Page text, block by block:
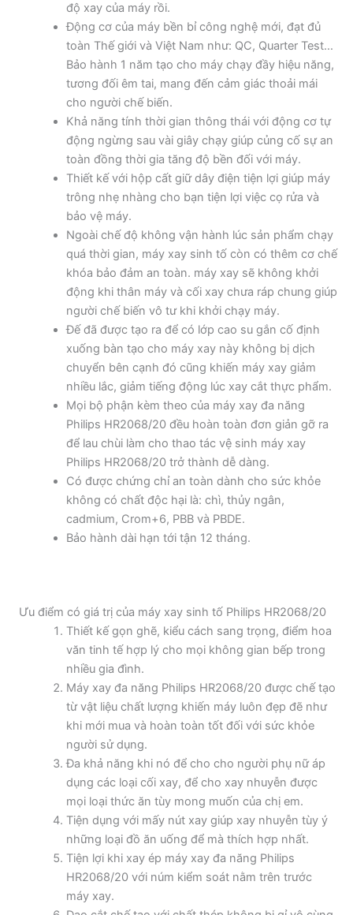
độ xay của máy rồi.
Động cơ của máy bền bỉ công nghệ mới, đạt đủ
toàn Thế giới và Việt Nam như: QC, Quarter Test…
Bảo hành 1 năm tạo cho máy chạy đầy hiệu năng,
tương đối êm tai, mang đến cảm giác thoải mái
cho người chế biến.
Khả năng tính thời gian thông thái với động cơ tự
động ngừng sau vài giây chạy giúp củng cố sự an
toàn đồng thời gia tăng độ bền đối với máy.
Thiết kế với hộp cất giữ dây điện tiện lợi giúp máy
trông nhẹ nhàng cho bạn tiện lợi việc cọ rửa và
bảo vệ máy.
Ngoài chế độ không vận hành lúc sản phẩm chạy
quá thời gian, máy xay sinh tố còn có thêm cơ chế
khóa bảo đảm an toàn. máy xay sẽ không khởi
động khi thân máy và cối xay chưa ráp chung giúp
người chế biến vô tư khi khởi chạy máy.
Đế đã được tạo ra để có lớp cao su gắn cố định
xuống bàn tạo cho máy xay này không bị dịch
chuyển bên cạnh đó cũng khiến máy xay giảm
nhiều lắc, giảm tiếng động lúc xay cắt thực phẩm.
Mọi bộ phận kèm theo của máy xay đa năng
Philips HR2068/20 đều hoàn toàn đơn giản gỡ ra
để lau chùi làm cho thao tác vệ sinh máy xay
Philips HR2068/20 trở thành dễ dàng.
Có được chứng chỉ an toàn dành cho sức khỏe
không có chất độc hại là: chì, thủy ngân,
cadmium, Crom+6, PBB và PBDE.
Bảo hành dài hạn tới tận 12 tháng.
Ưu điểm có giá trị của máy xay sinh tố Philips HR2068/20
Thiết kế gọn ghẽ, kiểu cách sang trọng, điểm hoa
văn tinh tế hợp lý cho mọi không gian bếp trong
nhiều gia đình.
Máy xay đa năng Philips HR2068/20 được chế tạo
từ vật liệu chất lượng khiến máy luôn đẹp đẽ như
khi mới mua và hoàn toàn tốt đối với sức khỏe
người sử dụng.
Đa khả năng khi nó để cho cho người phụ nữ áp
dụng các loại cối xay, để cho xay nhuyễn được
mọi loại thức ăn tùy mong muốn của chị em.
Tiện dụng với mấy nút xay giúp xay nhuyễn tùy ý
những loại đồ ăn uống để mà thích hợp nhất.
Tiện lợi khi xay ép máy xay đa năng Philips
HR2068/20 với núm kiểm soát nằm trên trước
máy xay.